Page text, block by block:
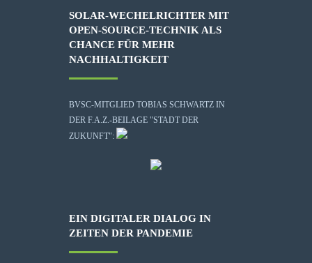
SOLAR-WECHELRICHTER MIT
OPEN-SOURCE-TECHNIK ALS
CHANCE FÜR MEHR
NACHHALTIGKEIT
BVSC-MITGLIED TOBIAS SCHWARTZ IN
DER F.A.Z.-BEILAGE "STADT DER
ZUKUNFT":
EIN DIGITALER DIALOG IN
ZEITEN DER PANDEMIE